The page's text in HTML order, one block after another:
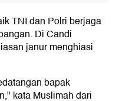
TNI dan Polri berjaga
Di Candi
janur menghiasi
bapak
kata Muslimah dari